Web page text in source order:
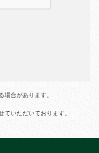
合があります。
いただいております。